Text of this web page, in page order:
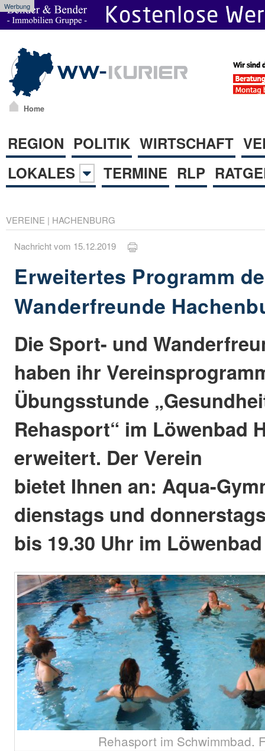
Werbung
Home
REGION POLITIK WIRTSCHAFT
LOKALES
TERMINE RLP
VEREINE | HACHENBURG
Nachricht vom 15.12.2019
Erweitertes Programm
Wanderfreunde
Die Sport- und
haben ihr
Übungsstunde
Rehasport“ im Löwenbad
erweitert. Der Verein
bietet Ihnen an: Aqua-
dienstags und
bis 19.30 Uhr im
Rehasport im Schwimmbad.